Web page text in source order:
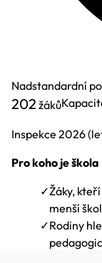
Nadstandardní
202 žáků
Inspekce 2026
Pro koho je škola
✓Žáky,
menší
✓Rodiny